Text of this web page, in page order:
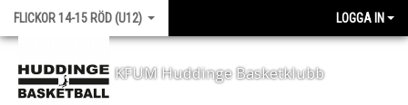
FLICKOR 14-15 RÖD (U12) LOGGA IN
KFUM Huddinge Basketklubb